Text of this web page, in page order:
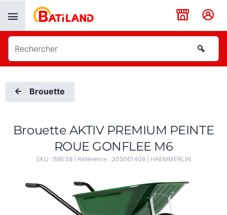
Brouette
Brouette AKTIV PREMIUM PEINTE
ROUE GONFLEE M6
SKU : B8038 | Référence : 305061406 HAEMMERLIN
Panneau de gestion des cookies